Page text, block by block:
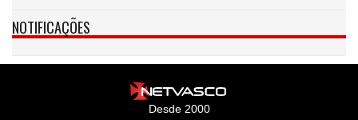
NOTIFICAÇÕES
Desde 2000